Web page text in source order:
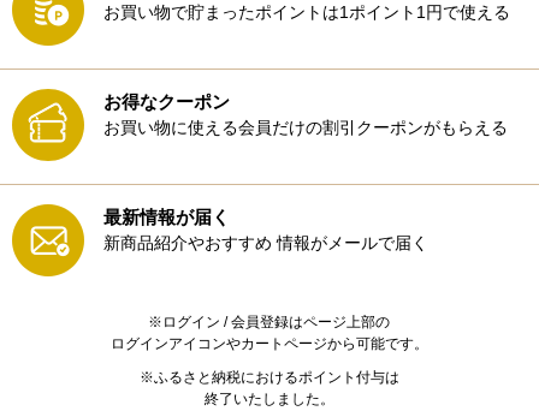
お買い物で貯まったポイントは1ポイント1円で使える
お得なクーポン
お買い物に使える会員だけの割引クーポンがもらえる
最新情報が届く
新商品紹介やおすすめ 情報がメールで届く
※ログイン / 会員登録はページ上部の
ログインアイコンやカートページから可能です。
※ふるさと納税におけるポイント付与は
終了いたしました。